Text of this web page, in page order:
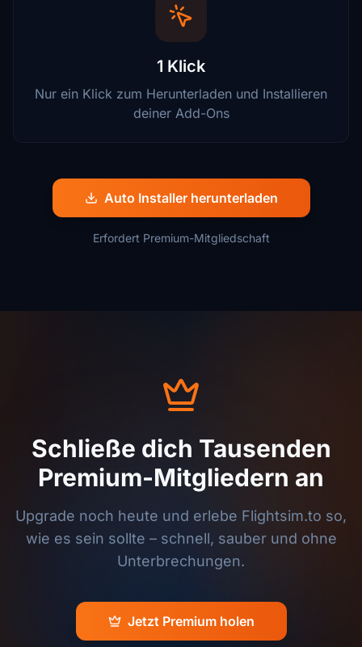
1 Klick
Nur ein Klick zum Herunterladen und Installieren
deiner Add-Ons
Auto Installer herunterladen
Erfordert Premium-Mitgliedschaft
Schließe dich Tausenden
Premium-Mitgliedern an
Upgrade noch heute und erlebe Flightsim.to so,
wie es sein sollte – schnell, sauber und ohne
Unterbrechungen.
Jetzt Premium holen